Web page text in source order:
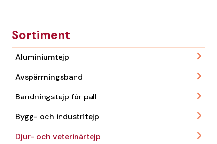
Sortiment
Aluminiumtejp
Avspärrningsband
Bandningstejp för pall
Bygg- och industritejp
Djur- och veterinärtejp